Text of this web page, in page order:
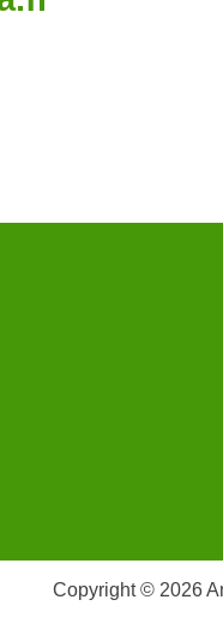
Copyright © 2026